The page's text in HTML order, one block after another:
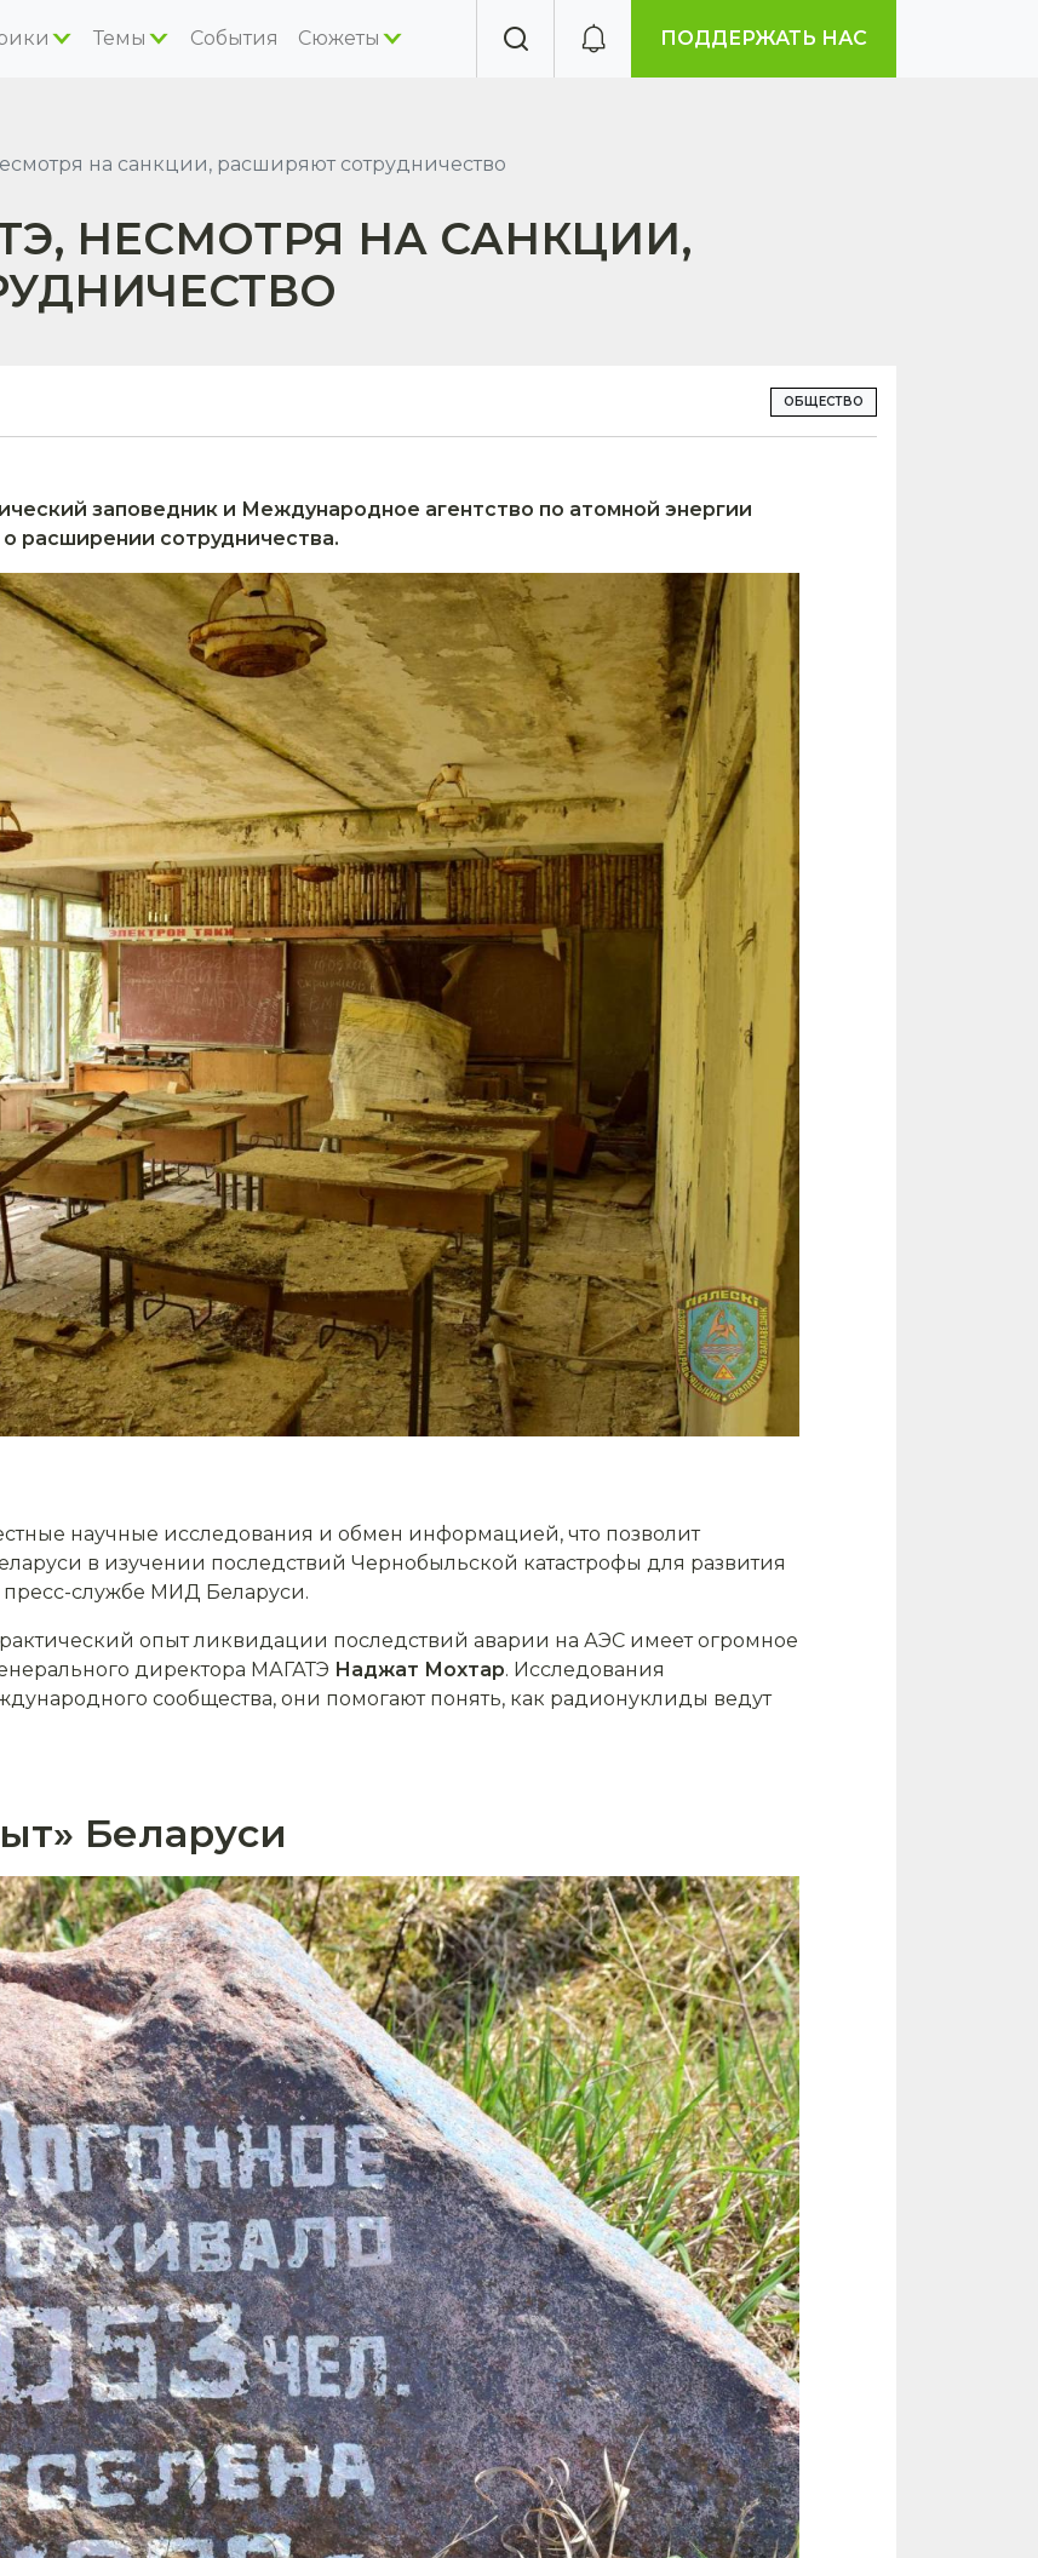
Темы События Сюжеты ПОДДЕРЖАТЬ НАС
на санкции, расширяют сотрудничество
НЕСМОТРЯ НА САНКЦИИ,
ОБЩЕСТВО
заповедник и Международное агентство по атомной энергии
расширении сотрудничества.
научные исследования и обмен информацией, что позволит
в изучении последствий Чернобыльской катастрофы для развития
службе МИД Беларуси.
опыт ликвидации последствий аварии на АЭС имеет огромное
директора МАГАТЭ Наджат Мохтар. Исследования
сообщества, они помогают понять, как радионуклиды ведут
Беларуси